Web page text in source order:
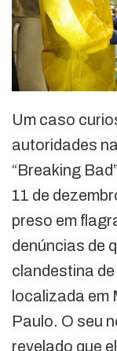
Um caso
autoridades
“Breaking
11 de
preso em
denúncias de
clandestina
localizada em
Paulo. O seu
revelado que